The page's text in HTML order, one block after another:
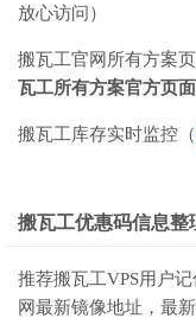
放心访问）
搬瓦工官网所有方案页
瓦工所有方案官方页面
搬瓦工库存实时监控（
搬瓦工优惠码信息整
推荐搬瓦工VPS用户
网最新镜像地址，最